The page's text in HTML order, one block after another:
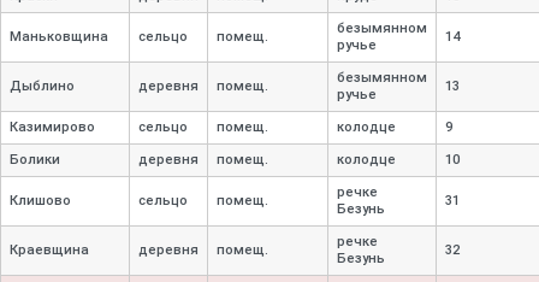
Маньковщина сельцо помещ.
безымянном
ручье
14
Дыблино деревня помещ.
безымянном
ручье
13
Казимирово сельцо помещ. колодце 9
Болики деревня помещ. колодце 10
Клишово сельцо помещ.
речке
Безунь
31
Краевщина деревня помещ.
речке
Безунь
32